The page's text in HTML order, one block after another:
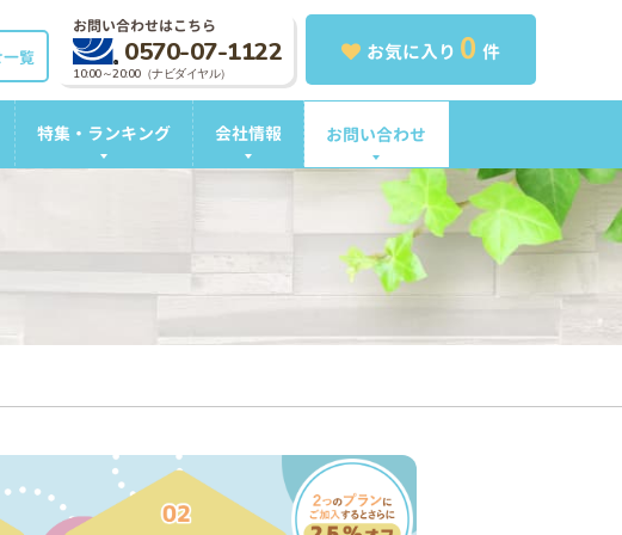
お気に入り 0 件
お問い合わせはこちら
0570-07-1122
10:00～20:00（ナビダイヤル）
一覧
特集・ランキング 会社情報 お問い合わせ